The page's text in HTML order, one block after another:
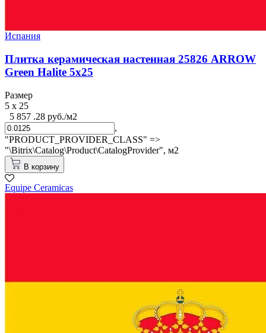
Испания
Плитка керамическая настенная 25826 ARROW
Green Halite 5х25
Размер
5 x 25
5 857 .28 руб./м2
,
"PRODUCT_PROVIDER_CLASS" =>
"\Bitrix\Catalog\Product\CatalogProvider", м2
В корзину
Equipe Cerаmicas